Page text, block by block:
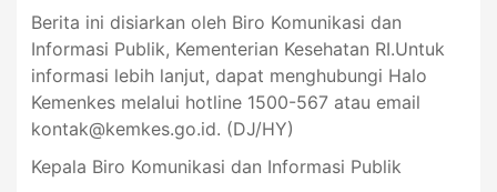
Berita ini disiarkan oleh Biro Komunikasi dan
Informasi Publik, Kementerian Kesehatan RI.Untuk
informasi lebih lanjut, dapat menghubungi Halo
Kemenkes melalui hotline 1500-567 atau email
kontak@kemkes.go.id. (DJ/HY)
Kepala Biro Komunikasi dan Informasi Publik